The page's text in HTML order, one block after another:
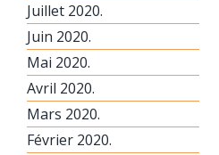
Juillet 2020.
Juin 2020.
Mai 2020.
Avril 2020.
Mars 2020.
Février 2020.